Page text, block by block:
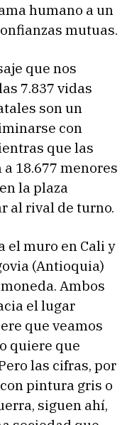
humano a un
mutuas.
que nos
7.837 vidas
son un
con
que las
18.677 menores
la plaza
al rival de turno.
el muro en Cali y
(Antioquia)
Ambos
el lugar
que veamos
quiere que
las cifras, por
pintura gris o
siguen ahí,